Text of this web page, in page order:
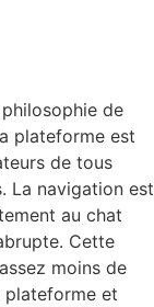
de
plateforme est
de tous
La navigation est
au chat
Cette
moins de
plateforme et